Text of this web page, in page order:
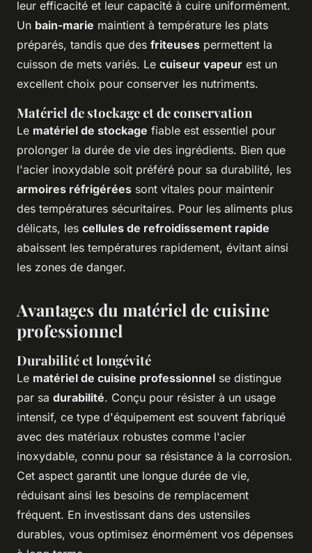
leur efficacité et leur capacité à cuire uniformément.
Un bain-marie maintient à température les plats
préparés, tandis que des friteuses permettent la
cuisson de mets variés. Le cuiseur vapeur est un
excellent choix pour conserver les nutriments.
Matériel de stockage et de conservation
Le matériel de stockage fiable est essentiel pour
prolonger la durée de vie des ingrédients. Bien que
l'acier inoxydable soit préféré pour sa durabilité, les
armoires réfrigérées sont vitales pour maintenir
des températures sécuritaires. Pour les aliments plus
délicats, les cellules de refroidissement rapide
abaissent les températures rapidement, évitant ainsi
les zones de danger.
Avantages du matériel de cuisine
professionnel
Durabilité et longévité
Le matériel de cuisine professionnel se distingue
par sa durabilité. Conçu pour résister à un usage
intensif, ce type d'équipement est souvent fabriqué
avec des matériaux robustes comme l'acier
inoxydable, connu pour sa résistance à la corrosion.
Cet aspect garantit une longue durée de vie,
réduisant ainsi les besoins de remplacement
fréquent. En investissant dans des ustensiles
durables, vous optimisez énormément vos dépenses